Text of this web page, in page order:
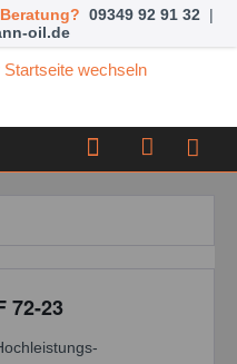
09349 92 91 32 |
oil.de
72-23